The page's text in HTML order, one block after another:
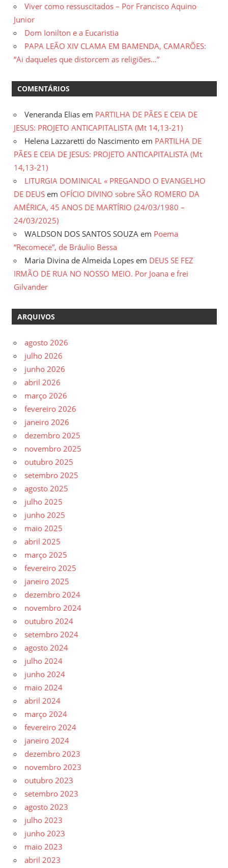
Viver como ressuscitados – Por Francisco Aquino
Junior
Dom Ionilton e a Eucaristia
PAPA LEÃO XIV CLAMA EM BAMENDA, CAMARÕES:
“Ai daqueles que distorcem as religiões…”
COMENTÁRIOS
Veneranda Elias em PARTILHA DE PÃES E CEIA DE
JESUS: PROJETO ANTICAPITALISTA (Mt 14,13-21)
Helena Lazzaretti do Nascimento em PARTILHA DE
PÃES E CEIA DE JESUS: PROJETO ANTICAPITALISTA (Mt
14,13-21)
LITURGIA DOMINICAL « PREGANDO O EVANGELHO
DE DEUS em OFÍCIO DIVINO sobre SÃO ROMERO DA
AMÉRICA, 45 ANOS DE MARTÍRIO (24/03/1980 –
24/03/2025)
WALDSON DOS SANTOS SOUZA em Poema
“Recomece”, de Bráulio Bessa
Maria Divina de Almeida Lopes em DEUS SE FEZ
IRMÃO DE RUA NO NOSSO MEIO. Por Joana e frei
Gilvander
ARQUIVOS
agosto 2026
julho 2026
junho 2026
abril 2026
março 2026
fevereiro 2026
janeiro 2026
dezembro 2025
novembro 2025
outubro 2025
setembro 2025
agosto 2025
julho 2025
junho 2025
maio 2025
abril 2025
março 2025
fevereiro 2025
janeiro 2025
dezembro 2024
novembro 2024
outubro 2024
setembro 2024
agosto 2024
julho 2024
junho 2024
maio 2024
abril 2024
março 2024
fevereiro 2024
janeiro 2024
dezembro 2023
novembro 2023
outubro 2023
setembro 2023
agosto 2023
julho 2023
junho 2023
maio 2023
abril 2023